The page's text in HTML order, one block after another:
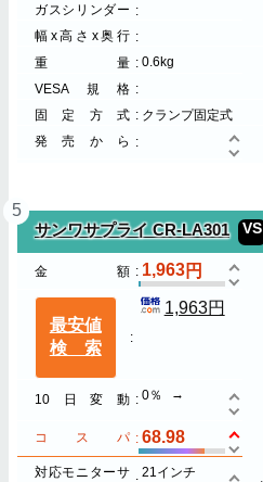
ガスシリンダー
幅x高さx奥行
重量
0.6kg
VESA規格
固定方式
クランプ固定式
発売から
5
サンワサプライ CR-LA301
VS
金額 1,963
最安値
検索
1,963円
10日変動 0％
コスパ 68.98
対応モニターサ
21インチ